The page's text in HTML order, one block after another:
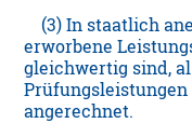
(3) In staatlich
erworbene
gleichwertig sind,
angerechnet.